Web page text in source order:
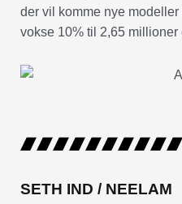
der vil komme nye
vokse 10% til 2,65 millioner
SETH IND / NEELAM